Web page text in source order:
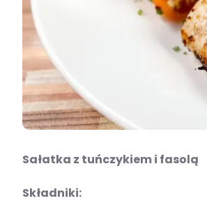
Sałatka z tuńczykiem i fasolą
Składniki: